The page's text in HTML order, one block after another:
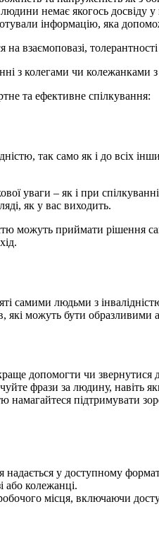
немає якогось
інформацію, яка
взаємоповазі,
з колегами чи колежанками з
та ефективне спілкування:
так само як і до всіх
уваги – як і при
як у вас виходить.
можуть приймати рішення
самими людьми з
які можуть бути
допомогти чи звернутися
фрази за людину, навіть
намагайтеся підтримувати
надається у доступному
або колежанці.
місця, включаючи